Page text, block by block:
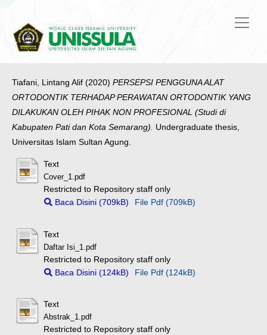
Tiafani, Lintang Alif (2020) PERSEPSI PENGGUNA ALAT
ORTODONTIK TERHADAP PERAWATAN ORTODONTIK YANG
DILAKUKAN OLEH PIHAK NON PROFESIONAL (Studi di
Kabupaten Pati dan Kota Semarang). Undergraduate thesis,
Universitas Islam Sultan Agung.
Text
Cover_1.pdf
Restricted to Repository staff only
Baca Disini (709kB)
File Pdf (709kB)
Text
Daftar Isi_1.pdf
Restricted to Repository staff only
Baca Disini (124kB)
File Pdf (124kB)
Text
Abstrak_1.pdf
Restricted to Repository staff only